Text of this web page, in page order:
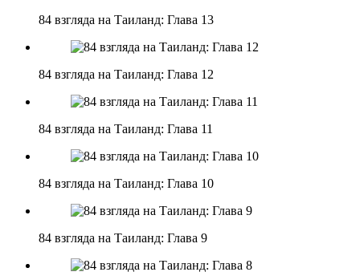
84 взгляда на Таиланд: Глава 13
84 взгляда на Таиланд: Глава 12
84 взгляда на Таиланд: Глава 11
84 взгляда на Таиланд: Глава 10
84 взгляда на Таиланд: Глава 9